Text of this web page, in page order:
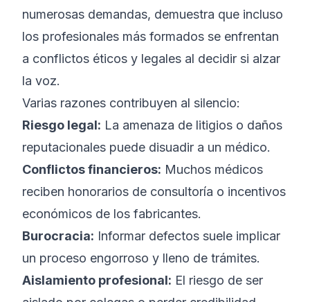
numerosas demandas, demuestra que incluso
los profesionales más formados se enfrentan
a conflictos éticos y legales al decidir si alzar
la voz.
Varias razones contribuyen al silencio:
Riesgo legal: La amenaza de litigios o daños
reputacionales puede disuadir a un médico.
Conflictos financieros: Muchos médicos
reciben honorarios de consultoría o incentivos
económicos de los fabricantes.
Burocracia: Informar defectos suele implicar
un proceso engorroso y lleno de trámites.
Aislamiento profesional: El riesgo de ser